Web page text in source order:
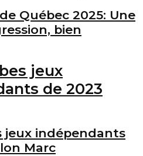
Québec 2025: Une
bien
jeux indépendants
Marc